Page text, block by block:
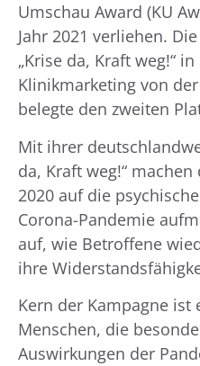
Umschau Award (KU
Jahr 2021 verliehen.
„Krise da, Kraft weg!“
Klinikmarketing von
belegte den zweiten
Mit ihrer
da, Kraft weg!“
2020 auf die
Corona-Pandemie
auf, wie Betroffene
ihre
Kern der Kampagne ist
Menschen, die
Auswirkungen der